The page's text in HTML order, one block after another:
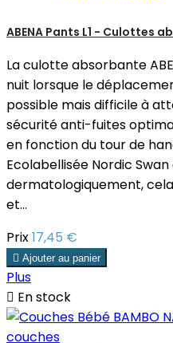
ABENA Pants L1 - Culottes
La culotte absorbante
nuit lorsque le
possible mais difficile à
sécurité anti-fuites
en fonction du tour de
Ecolabellisée Nordic
dermatologiquement,
et...
Prix17,45 €
 Ajouter au panier
Plus
 En stock